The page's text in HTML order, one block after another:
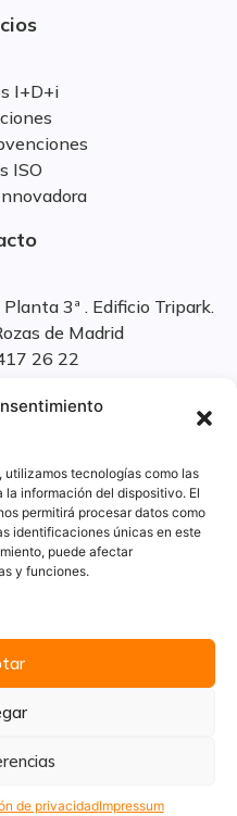
utilizamos tecnologías como las
información del dispositivo. El
permitirá procesar datos como
identificaciones únicas en este
puede afectar
y funciones.
de privacidadImpressum
I+D+i
ISO
3ª . Edificio Tripark.
de Madrid
26 22